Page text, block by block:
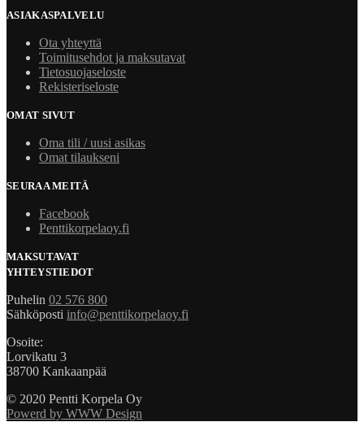
ASIAKASPALVELU
Ota yhteyttä
Toimitusehdot ja maksutavat
Tietosuojaseloste
Rekisteriseloste
OMAT SIVUT
Oma tili / uusi asikas
Omat tilaukseni
SEURAA MEITÄ
Facebook
Penttikorpelaoy.fi
MAKSUTAVAT
YHTEYSTIEDOT
Puhelin 02 576 800
Sähköposti info@penttikorpelaoy.fi
Osoite:
Lorvikatu 3
38700 Kankaanpää
© 2020 Pentti Korpela Oy
Powerd by WWW Design